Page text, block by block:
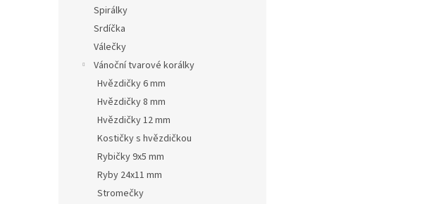
Spirálky
Srdíčka
Válečky
Vánoční tvarové korálky
Hvězdičky 6 mm
Hvězdičky 8 mm
Hvězdičky 12 mm
Kostičky s hvězdičkou
Rybičky 9x5 mm
Ryby 24x11 mm
Stromečky